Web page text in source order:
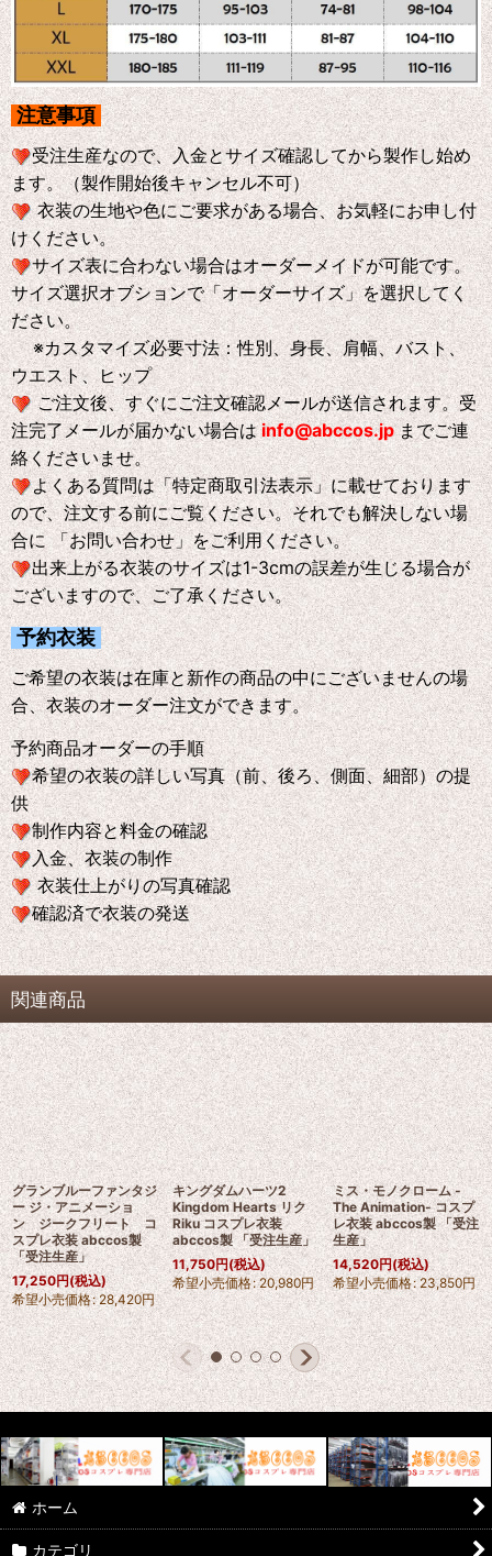
注意事項
受注生産なので、入金とサイズ確認してから製作し始め
ます。（製作開始後キャンセル不可）
衣装の生地や色にご要求がある場合、お気軽にお申し付
けください。
サイズ表に合わない場合はオーダーメイドが可能です。
サイズ選択オブションで「オーダーサイズ」を選択してく
ださい。
※カスタマイズ必要寸法：性別、身長、肩幅、バスト、
ウエスト、ヒップ
ご注文後、すぐにご注文確認メールが送信されます。受
注完了メールが届かない場合はinfo@abccos.jp までご連
絡くださいませ。
よくある質問は「特定商取引法表示」に載せております
ので、注文する前にご覧ください。それでも解決しない場
合に 「お問い合わせ」をご利用ください。
出来上がる衣装のサイズは1-3cmの誤差が生じる場合が
ございますので、ご了承ください。
予約衣装
ご希望の衣装は在庫と新作の商品の中にございませんの場
合、衣装のオーダー注文ができます。
予約商品オーダーの手順
希望の衣装の詳しい写真（前、後ろ、側面、細部）の提
供
制作内容と料金の確認
入金、衣装の制作
衣装仕上がりの写真確認
確認済で衣装の発送
関連商品
グランブルーファンタジ
ー ジ・アニメーショ
ン ジークフリート コ
スプレ衣装 abccos製
「受注生産」
17,250円(税込)
希望小売価格: 28,420円
キングダムハーツ2
Kingdom Hearts リク
Riku コスプレ衣装
abccos製 「受注生産」
11,750円(税込)
希望小売価格: 20,980円
ミス・モノクローム -
The Animation- コスプ
レ衣装 abccos製 「受注
生産」
14,520円(税込)
希望小売価格: 23,850円
ホーム
カテゴリ